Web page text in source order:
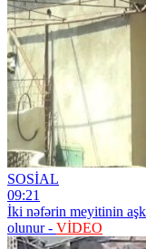
SOSİAL
09:21
İki nəfərin meyitinin
olunur - VİDEO